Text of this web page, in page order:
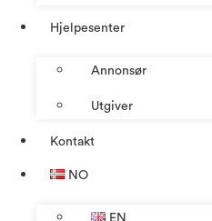
Hjelpesenter
Annonsør
Utgiver
Kontakt
NO
EN